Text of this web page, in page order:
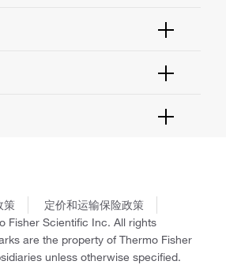
策
定价和运输保险政策
Fisher Scientific Inc. All rights
are the property of Thermo Fisher
unless otherwise specified.